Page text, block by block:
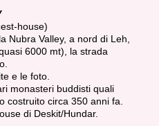
house)
Nubra Valley, a nord di Leh,
6000 mt), la strada
e le foto.
monasteri buddisti quali
costruito circa 350 anni fa.
di Deskit/Hundar.